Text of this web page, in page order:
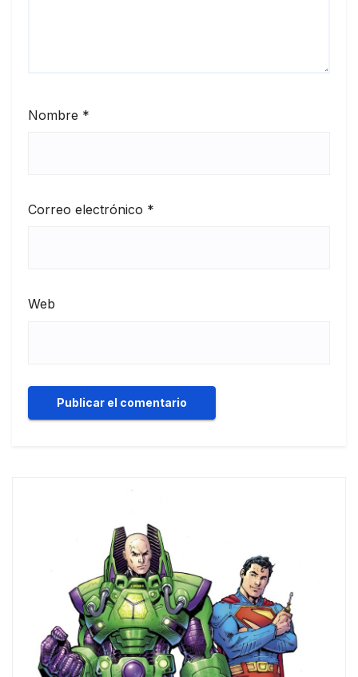
Nombre *
Correo electrónico *
Web